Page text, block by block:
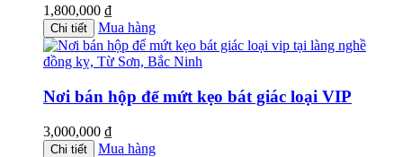
1,800,000 ₫
Chi tiết Mua hàng
Nơi bán hộp để mứt kẹo bát giác loại VIP
3,000,000 ₫
Chi tiết Mua hàng